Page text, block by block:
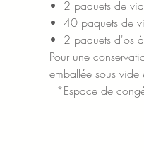
• 2 paquets de
• 40 paquets de
• 2 paquets d'os
Pour une
emballée sous vide
*Espace de